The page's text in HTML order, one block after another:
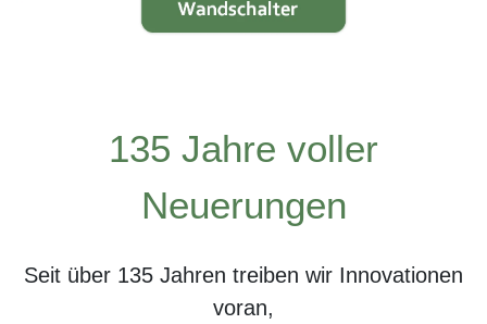
135 Jahre voller
Neuerungen
Seit über 135 Jahren treiben wir Innovationen
voran,